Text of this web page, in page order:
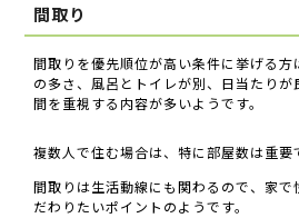
間取り
間取りを優先順位が高い条件に挙げる
の多さ、風呂とトイレが別、日当たり
間を重視する内容が多いようです。
複数人で住む場合は、特に部屋数は重要
間取りは生活動線にも関わるので、家で
だわりたいポイントのようです。